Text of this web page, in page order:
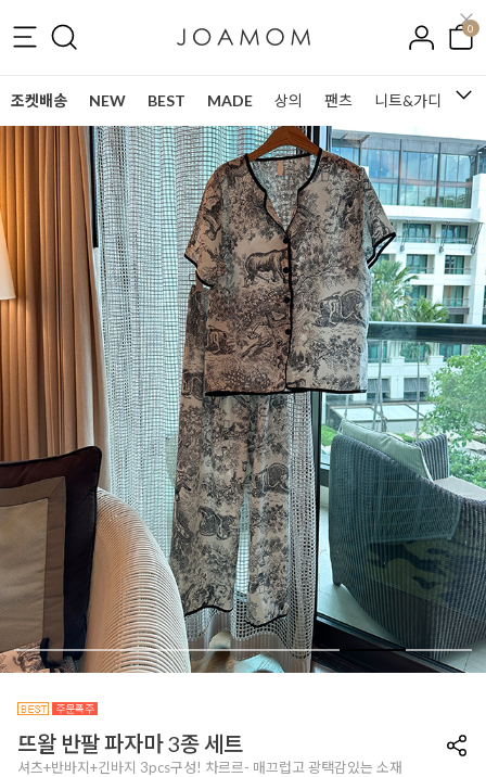
0
조켓배송 NEW BEST MADE 상의 팬츠 니트&가디건
뜨왈 반팔 파자마 3종 세트
셔츠+반바지+긴바지 3pcs구성! 차르르- 매끄럽고 광택감있는 소재